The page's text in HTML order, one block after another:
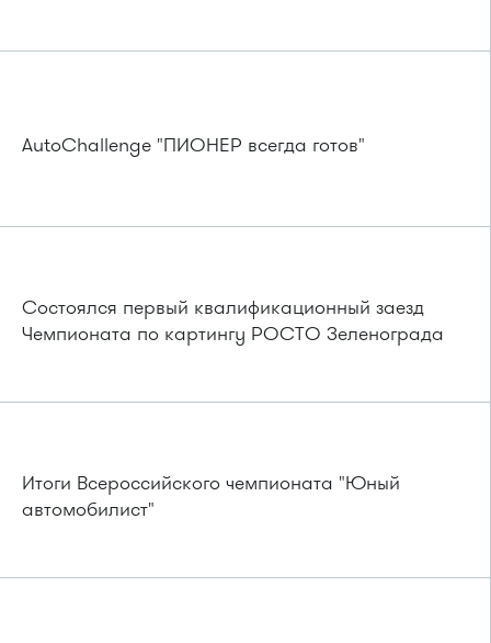
AutoChallenge "ПИОНЕР всегда готов"
Состоялся первый квалификационный заезд
Чемпионата по картингу РОСТО Зеленограда
Итоги Всероссийского чемпионата "Юный
автомобилист"